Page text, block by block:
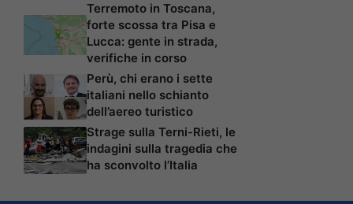
Terremoto in Toscana,
forte scossa tra Pisa e
Lucca: gente in strada,
verifiche in corso
Perù, chi erano i sette
italiani nello schianto
dell’aereo turistico
Strage sulla Terni-Rieti, le
indagini sulla tragedia che
ha sconvolto l’Italia